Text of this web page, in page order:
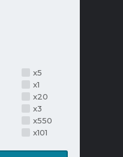
x5
x1
x20
x3
x550
x101